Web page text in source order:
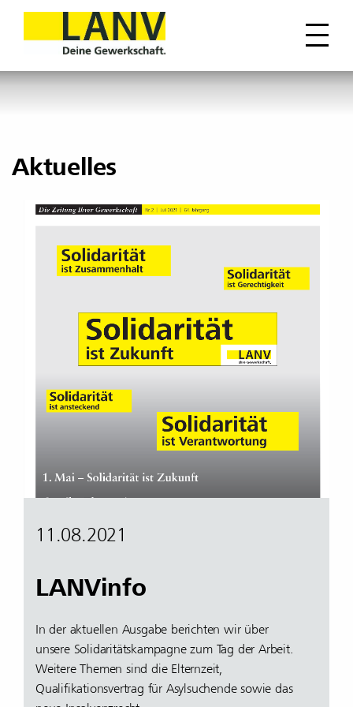
Aktuelles
11.08.2021
LANVinfo
In der aktuellen Ausgabe berichten wir über
unsere Solidaritätskampagne zum Tag der Arbeit.
Weitere Themen sind die Elternzeit,
Qualifikationsvertrag für Asylsuchende sowie das